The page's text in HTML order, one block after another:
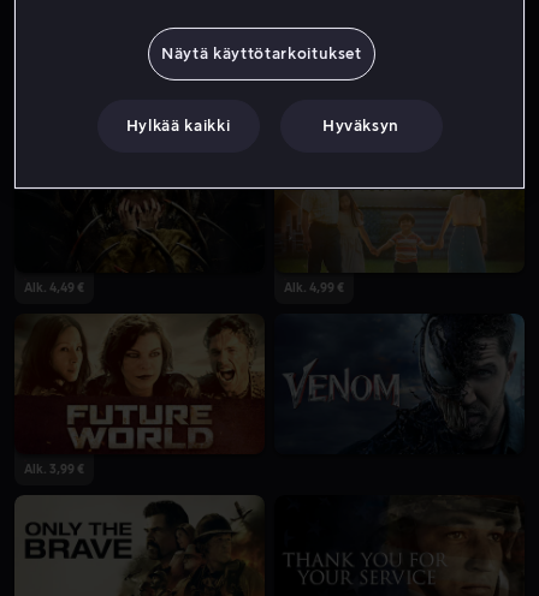
Alk. 4,49 € Alk. 4,99 €
Alk. 3,99 €
Näytä käyttötarkoitukset
Hylkää kaikki Hyväksyn